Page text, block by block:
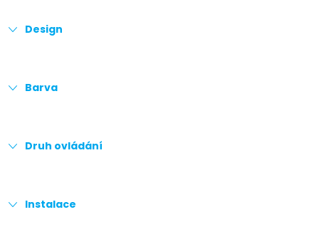
Design
Barva
Druh ovládání
Instalace